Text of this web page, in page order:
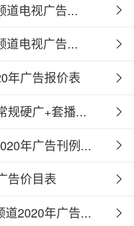
道电视广告...
道电视广告...
年广告报价表
规硬广+套播...
年广告刊例...
告价目表
道2020年广告...